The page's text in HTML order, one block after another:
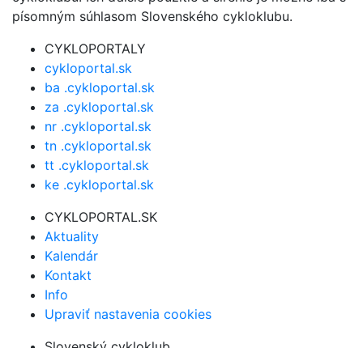
písomným súhlasom Slovenského cykloklubu.
CYKLOPORTALY
cykloportal.sk
ba .cykloportal.sk
za .cykloportal.sk
nr .cykloportal.sk
tn .cykloportal.sk
tt .cykloportal.sk
ke .cykloportal.sk
CYKLOPORTAL.SK
Aktuality
Kalendár
Kontakt
Info
Upraviť nastavenia cookies